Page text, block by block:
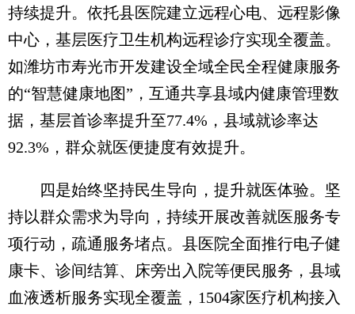
持续提升。依托县医院建立远程心电、远程影像
中心，基层医疗卫生机构远程诊疗实现全覆盖。
如潍坊市寿光市开发建设全域全民全程健康服务
的“智慧健康地图”，互通共享县域内健康管理数
据，基层首诊率提升至77.4%，县域就诊率达
92.3%，群众就医便捷度有效提升。
四是始终坚持民生导向，提升就医体验。坚
持以群众需求为导向，持续开展改善就医服务专
项行动，疏通服务堵点。县医院全面推行电子健
康卡、诊间结算、床旁出入院等便民服务，县域
血液透析服务实现全覆盖，1504家医疗机构接入